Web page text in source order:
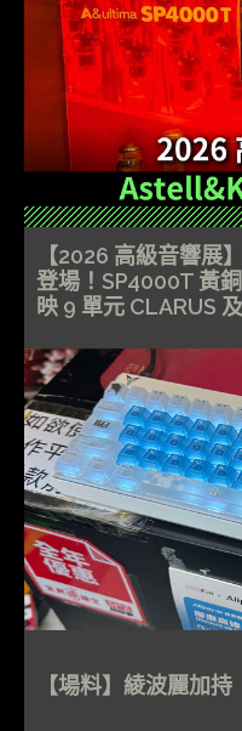
【2026 高級音響展
登場！SP4000T 黃
映 9 單元 CLARUS
【場料】綾波麗加